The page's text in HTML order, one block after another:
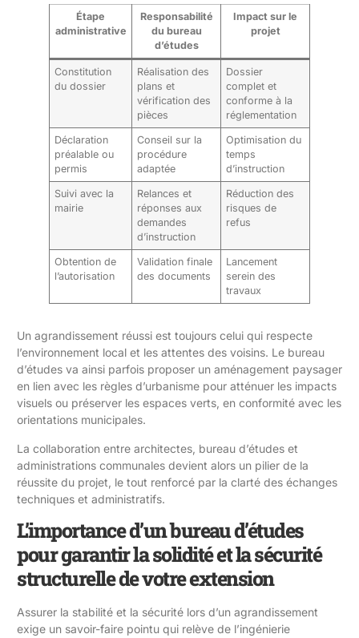
Étape
administrative
Responsabilité
du bureau
d’études
Impact sur le
projet
Constitution
du dossier
Réalisation des
plans et
vérification des
pièces
Dossier
complet et
conforme à la
réglementation
Déclaration
préalable ou
permis
Conseil sur la
procédure
adaptée
Optimisation du
temps
d’instruction
Suivi avec la
mairie
Relances et
réponses aux
demandes
d’instruction
Réduction des
risques de
refus
Obtention de
l’autorisation
Validation finale
des documents
Lancement
serein des
travaux
Un agrandissement réussi est toujours celui qui respecte
l’environnement local et les attentes des voisins. Le bureau
d’études va ainsi parfois proposer un aménagement paysager
en lien avec les règles d’urbanisme pour atténuer les impacts
visuels ou préserver les espaces verts, en conformité avec les
orientations municipales.
La collaboration entre architectes, bureau d’études et
administrations communales devient alors un pilier de la
réussite du projet, le tout renforcé par la clarté des échanges
techniques et administratifs.
L’importance d’un bureau d’études
pour garantir la solidité et la sécurité
structurelle de votre extension
Assurer la stabilité et la sécurité lors d’un agrandissement
exige un savoir-faire pointu qui relève de l’ingénierie